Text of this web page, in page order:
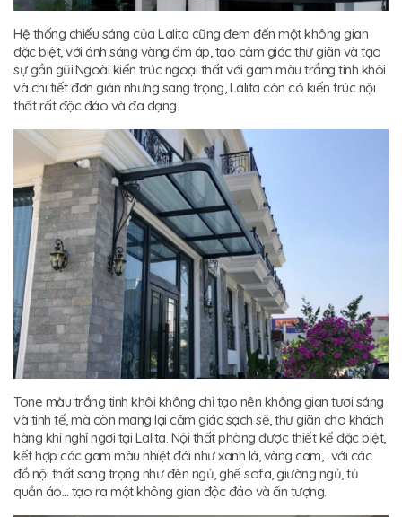
Hệ thống chiếu sáng của Lalita cũng đem đến một không gian
đặc biệt, với ánh sáng vàng ấm áp, tạo cảm giác thư giãn và tạo
sự gần gũi.Ngoài kiến trúc ngoại thất với gam màu trắng tinh khôi
và chi tiết đơn giản nhưng sang trọng, Lalita còn có kiến trúc nội
thất rất độc đáo và đa dạng.
Tone màu trắng tinh khôi không chỉ tạo nên không gian tươi sáng
và tinh tế, mà còn mang lại cảm giác sạch sẽ, thư giãn cho khách
hàng khi nghỉ ngơi tại Lalita. Nội thất phòng được thiết kế đặc biệt,
kết hợp các gam màu nhiệt đới như xanh lá, vàng cam,.. với các
đồ nội thất sang trọng như đèn ngủ, ghế sofa, giường ngủ, tủ
quần áo... tạo ra một không gian độc đáo và ấn tượng.